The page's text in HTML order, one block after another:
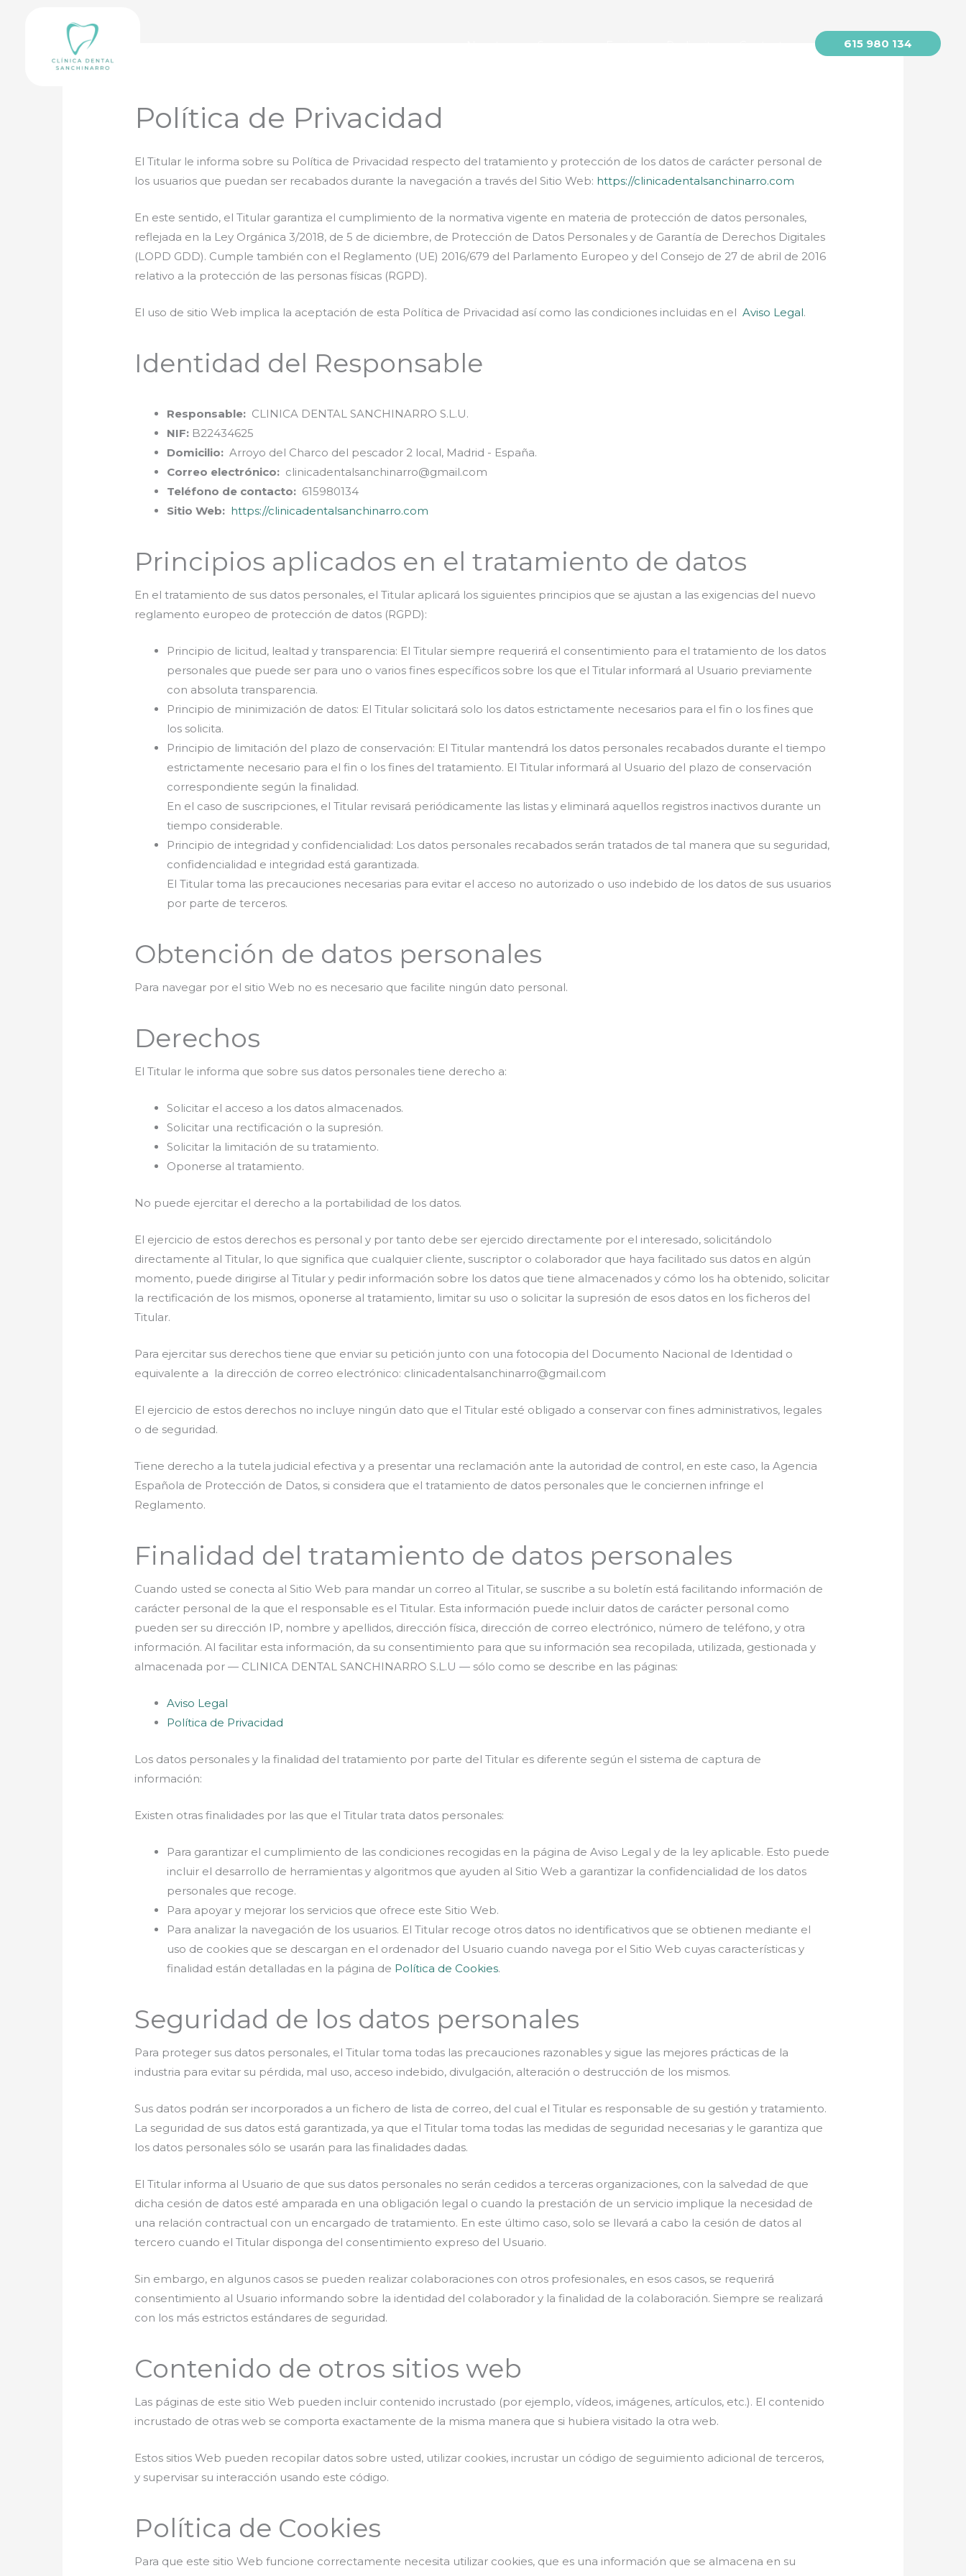
615 980 134
Política de Privacidad
El Titular le informa sobre su Política de Privacidad respecto del tratamiento y protección de los datos de carácter personal de
los usuarios que puedan ser recabados durante la navegación a través del Sitio Web: https://clinicadentalsanchinarro.com
En este sentido, el Titular garantiza el cumplimiento de la normativa vigente en materia de protección de datos personales,
reflejada en la Ley Orgánica 3/2018, de 5 de diciembre, de Protección de Datos Personales y de Garantía de Derechos Digitales
(LOPD GDD). Cumple también con el Reglamento (UE) 2016/679 del Parlamento Europeo y del Consejo de 27 de abril de 2016
relativo a la protección de las personas físicas (RGPD).
El uso de sitio Web implica la aceptación de esta Política de Privacidad así como las condiciones incluidas en elAviso Legal.
Identidad del Responsable
Responsable: CLINICA DENTAL SANCHINARRO S.L.U.
NIF: B22434625
Domicilio: Arroyo del Charco del pescador 2 local, Madrid - España.
Correo electrónico: clinicadentalsanchinarro@gmail.com
Teléfono de contacto: 615980134
Sitio Web: https://clinicadentalsanchinarro.com
Principios aplicados en el tratamiento de datos
En el tratamiento de sus datos personales, el Titular aplicará los siguientes principios que se ajustan a las exigencias del nuevo
reglamento europeo de protección de datos (RGPD):
Principio de licitud, lealtad y transparencia: El Titular siempre requerirá el consentimiento para el tratamiento de los datos
personales que puede ser para uno o varios fines específicos sobre los que el Titular informará al Usuario previamente
con absoluta transparencia.
Principio de minimización de datos: El Titular solicitará solo los datos estrictamente necesarios para el fin o los fines que
los solicita.
Principio de limitación del plazo de conservación: El Titular mantendrá los datos personales recabados durante el tiempo
estrictamente necesario para el fin o los fines del tratamiento. El Titular informará al Usuario del plazo de conservación
correspondiente según la finalidad.
En el caso de suscripciones, el Titular revisará periódicamente las listas y eliminará aquellos registros inactivos durante un
tiempo considerable.
Principio de integridad y confidencialidad: Los datos personales recabados serán tratados de tal manera que su seguridad,
confidencialidad e integridad está garantizada.
El Titular toma las precauciones necesarias para evitar el acceso no autorizado o uso indebido de los datos de sus usuarios
por parte de terceros.
Obtención de datos personales
Para navegar por el sitio Web no es necesario que facilite ningún dato personal.
Derechos
El Titular le informa que sobre sus datos personales tiene derecho a:
Solicitar el acceso a los datos almacenados.
Solicitar una rectificación o la supresión.
Solicitar la limitación de su tratamiento.
Oponerse al tratamiento.
No puede ejercitar el derecho a la portabilidad de los datos.
El ejercicio de estos derechos es personal y por tanto debe ser ejercido directamente por el interesado, solicitándolo
directamente al Titular, lo que significa que cualquier cliente, suscriptor o colaborador que haya facilitado sus datos en algún
momento, puede dirigirse al Titular y pedir información sobre los datos que tiene almacenados y cómo los ha obtenido, solicitar
la rectificación de los mismos, oponerse al tratamiento, limitar su uso o solicitar la supresión de esos datos en los ficheros del
Titular.
Para ejercitar sus derechos tiene que enviar su petición junto con una fotocopia del Documento Nacional de Identidad o
equivalente a la dirección de correo electrónico: clinicadentalsanchinarro@gmail.com
El ejercicio de estos derechos no incluye ningún dato que el Titular esté obligado a conservar con fines administrativos, legales
o de seguridad.
Tiene derecho a la tutela judicial efectiva y a presentar una reclamación ante la autoridad de control, en este caso, la Agencia
Española de Protección de Datos, si considera que el tratamiento de datos personales que le conciernen infringe el
Reglamento.
Finalidad del tratamiento de datos personales
Cuando usted se conecta al Sitio Web para mandar un correo al Titular, se suscribe a su boletín está facilitando información de
carácter personal de la que el responsable es el Titular. Esta información puede incluir datos de carácter personal como
pueden ser su dirección IP, nombre y apellidos, dirección física, dirección de correo electrónico, número de teléfono, y otra
información. Al facilitar esta información, da su consentimiento para que su información sea recopilada, utilizada, gestionada y
almacenada por — CLINICA DENTAL SANCHINARRO S.L.U — sólo como se describe en las páginas:
Aviso Legal
Política de Privacidad
Los datos personales y la finalidad del tratamiento por parte del Titular es diferente según el sistema de captura de
información:
Existen otras finalidades por las que el Titular trata datos personales:
Para garantizar el cumplimiento de las condiciones recogidas en la página de Aviso Legal y de la ley aplicable. Esto puede
incluir el desarrollo de herramientas y algoritmos que ayuden al Sitio Web a garantizar la confidencialidad de los datos
personales que recoge.
Para apoyar y mejorar los servicios que ofrece este Sitio Web.
Para analizar la navegación de los usuarios. El Titular recoge otros datos no identificativos que se obtienen mediante el
uso de cookies que se descargan en el ordenador del Usuario cuando navega por el Sitio Web cuyas características y
finalidad están detalladas en la página de Política de Cookies.
Seguridad de los datos personales
Para proteger sus datos personales, el Titular toma todas las precauciones razonables y sigue las mejores prácticas de la
industria para evitar su pérdida, mal uso, acceso indebido, divulgación, alteración o destrucción de los mismos.
Sus datos podrán ser incorporados a un fichero de lista de correo, del cual el Titular es responsable de su gestión y tratamiento.
La seguridad de sus datos está garantizada, ya que el Titular toma todas las medidas de seguridad necesarias y le garantiza que
los datos personales sólo se usarán para las finalidades dadas.
El Titular informa al Usuario de que sus datos personales no serán cedidos a terceras organizaciones, con la salvedad de que
dicha cesión de datos esté amparada en una obligación legal o cuando la prestación de un servicio implique la necesidad de
una relación contractual con un encargado de tratamiento. En este último caso, solo se llevará a cabo la cesión de datos al
tercero cuando el Titular disponga del consentimiento expreso del Usuario.
Sin embargo, en algunos casos se pueden realizar colaboraciones con otros profesionales, en esos casos, se requerirá
consentimiento al Usuario informando sobre la identidad del colaborador y la finalidad de la colaboración. Siempre se realizará
con los más estrictos estándares de seguridad.
Contenido de otros sitios web
Las páginas de este sitio Web pueden incluir contenido incrustado (por ejemplo, vídeos, imágenes, artículos, etc.). El contenido
incrustado de otras web se comporta exactamente de la misma manera que si hubiera visitado la otra web.
Estos sitios Web pueden recopilar datos sobre usted, utilizar cookies, incrustar un código de seguimiento adicional de terceros,
y supervisar su interacción usando este código.
Política de Cookies
Para que este sitio Web funcione correctamente necesita utilizar cookies, que es una información que se almacena en su